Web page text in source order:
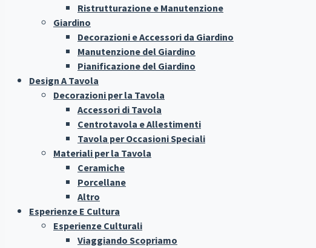
Ristrutturazione e Manutenzione
Giardino
Decorazioni e Accessori da Giardino
Manutenzione del Giardino
Pianificazione del Giardino
Design A Tavola
Decorazioni per la Tavola
Accessori di Tavola
Centrotavola e Allestimenti
Tavola per Occasioni Speciali
Materiali per la Tavola
Ceramiche
Porcellane
Altro
Esperienze E Cultura
Esperienze Culturali
Viaggiando Scopriamo